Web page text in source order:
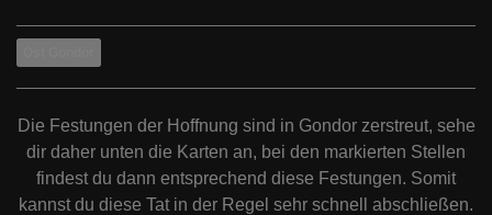
Die Festungen der Hoffnung sind in Gondor zerstreut, sehe
dir daher unten die Karten an, bei den markierten Stellen
findest du dann entsprechend diese Festungen. Somit
kannst du diese Tat in der Regel sehr schnell abschließen.